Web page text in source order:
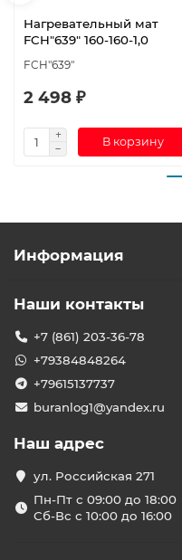
Нагревательный мат
FCH"639" 160-160-1,0
FCH"639"
2 498 ₽
В корзину
Информация
Наши контакты
+7 (861) 203-36-78
+79384848264
+79615137737
buranlog1@yandex.ru
Наш адрес
ул. Российская 271
Пн-Пт с 09:00 до 18:00
Сб-Вс с 10:00 до 16:00